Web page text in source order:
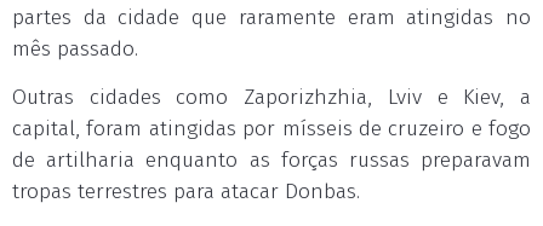
partes da cidade que raramente eram atingidas no
mês passado.
Outras cidades como Zaporizhzhia, Lviv e Kiev, a
capital, foram atingidas por mísseis de cruzeiro e fogo
de artilharia enquanto as forças russas preparavam
tropas terrestres para atacar Donbas.